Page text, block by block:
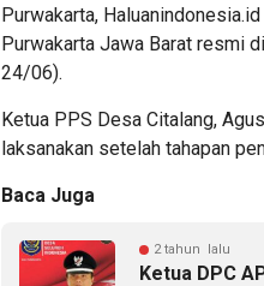
Purwakarta,
Purwakarta Jawa Barat resmi
24/06).
Ketua PPS Desa Citalang,
laksanakan setelah tahapan
Baca Juga
2 tahun lalu
Ketua DPC